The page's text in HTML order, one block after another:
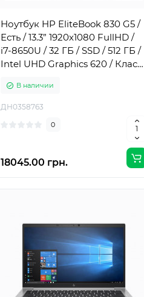
Ноутбук HP EliteBook 830 G5 /
Есть / 13.3” 1920x1080 FullHD /
i7-8650U / 32 ГБ / SSD / 512 ГБ /
Intel UHD Graphics 620 / Класс
В наличии
ДН0358763
0
18045.00 грн.